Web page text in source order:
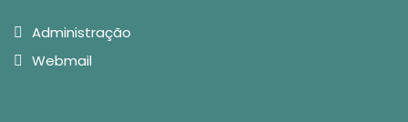
Administração
Webmail